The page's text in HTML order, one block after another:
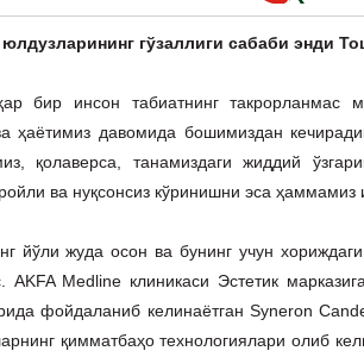
гўзаллиги сабаби энди
бир инсон табиатнинг такрорланмас
ҳаётимиз давомида бошимиздан
қолаверса, танамиздаги жиддий
ва нуқсонсиз кўринишни эса ҳаммамиз
йўли жуда осон ва бунинг учун
AKFA Medline клиникаси Эстетик
фойдаланиб келинаётган Syneron
қимматбаҳо технологиялари олиб